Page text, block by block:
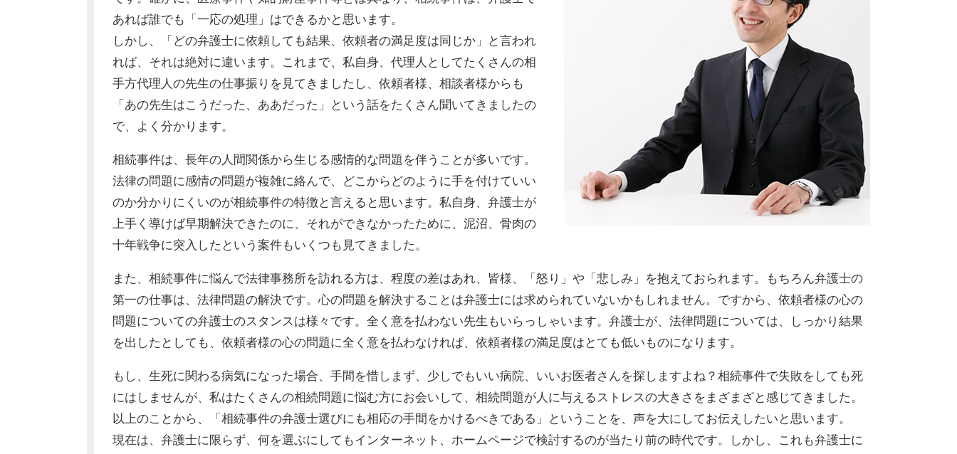
あれば誰でも「一応の処理」はできるかと思います。
しかし、「どの弁護士に依頼しても結果、依頼者の満足度は同じか」と言われ
れば、それは絶対に違います。これまで、私自身、代理人としてたくさんの相
手方代理人の先生の仕事振りを見てきましたし、依頼者様、相談者様からも
「あの先生はこうだった、ああだった」という話をたくさん聞いてきましたの
で、よく分かります。
相続事件は、長年の人間関係から生じる感情的な問題を伴うことが多いです。
法律の問題に感情の問題が複雑に絡んで、どこからどのように手を付けていい
のか分かりにくいのが相続事件の特徴と言えると思います。私自身、弁護士が
上手く導けば早期解決できたのに、それができなかったために、泥沼、骨肉の
十年戦争に突入したという案件もいくつも見てきました。
また、相続事件に悩んで法律事務所を訪れる方は、程度の差はあれ、皆様、「怒り」や「悲しみ」を抱えておられます。もちろん弁護士の
第一の仕事は、法律問題の解決です。心の問題を解決することは弁護士には求められていないかもしれません。ですから、依頼者様の心の
問題についての弁護士のスタンスは様々です。全く意を払わない先生もいらっしゃいます。弁護士が、法律問題については、しっかり結果
を出したとしても、依頼者様の心の問題に全く意を払わなければ、依頼者様の満足度はとても低いものになります。
もし、生死に関わる病気になった場合、手間を惜しまず、少しでもいい病院、いいお医者さんを探しますよね？相続事件で失敗をしても死
にはしませんが、私はたくさんの相続問題に悩む方にお会いして、相続問題が人に与えるストレスの大きさをまざまざと感じてきました。
以上のことから、「相続事件の弁護士選びにも相応の手間をかけるべきである」ということを、声を大にしてお伝えしたいと思います。
現在は、弁護士に限らず、何を選ぶにしてもインターネット、ホームページで検討するのが当たり前の時代です。しかし、これも弁護士に